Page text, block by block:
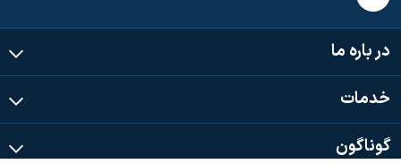
در باره ما
خدمات
گوناگون